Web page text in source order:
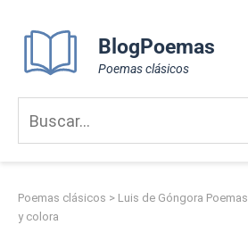
content
BlogPoemas
Poemas clásicos
Poemas clásicos > Luis de Góngora Poemas
y colora